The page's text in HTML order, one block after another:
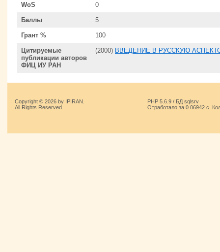
WoS 0
Баллы 5
Грант % 100
Цитируемые
публикации авторов
ФИЦ ИУ РАН
(2000) ВВЕДЕНИЕ В РУССКУЮ
Copyright © 2026 by IPIRAN.
All Rights Reserved.
PHP 5.6.9 / БД sqlsrv
Отработало за 0.06942 с.